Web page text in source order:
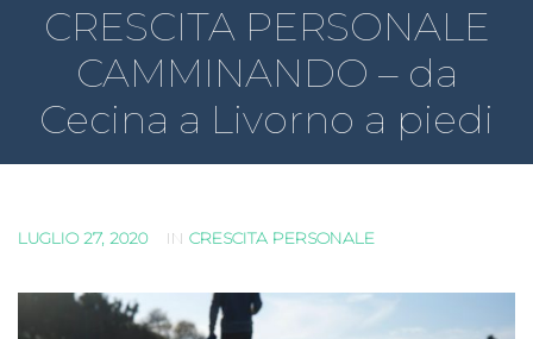
CRESCITA PERSONALE
CAMMINANDO – da
Cecina a Livorno a piedi
LUGLIO 27, 2020 IN CRESCITA PERSONALE